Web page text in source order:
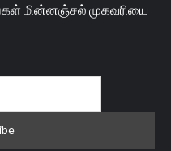
மின்னஞ்சல் முகவரியை